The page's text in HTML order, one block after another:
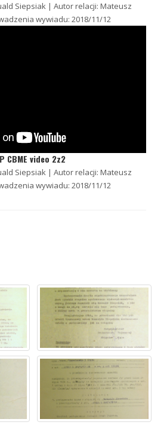
Siepsiak | Autor relacji: Mateusz
wywiadu: 2018/11/12
CBME video 2z2
Siepsiak | Autor relacji: Mateusz
wywiadu: 2018/11/12